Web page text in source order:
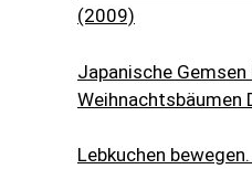
(2009)
Japanische
Weihnachtsbäumen
Lebkuchen